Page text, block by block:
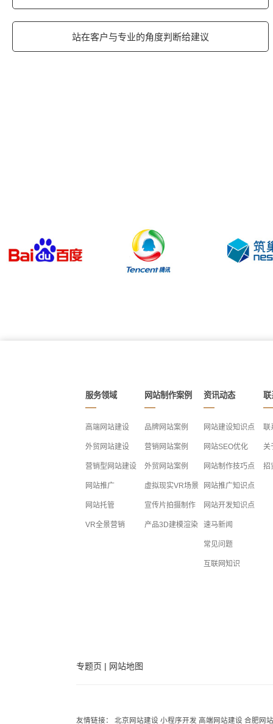
站在客户与专业的角度判断给建议
服务领域
高端网站建设
外贸网站建设
营销型网站建设
网站推广
网站托管
VR全景营销
网站制作案例
品牌网站案例
营销网站案例
外贸网站案例
虚拟现实VR场景
宣传片拍摄制作
产品3D建模渲染
资讯动态
网站建设知识点
网站SEO优化
网站制作技巧点
网站推广知识点
网站开发知识点
速马新闻
常见问题
互联网知识
联
联
关
招
专题页 | 网站地图
友情链接： 北京网站建设 小程序开发 高端网站建设 合肥网